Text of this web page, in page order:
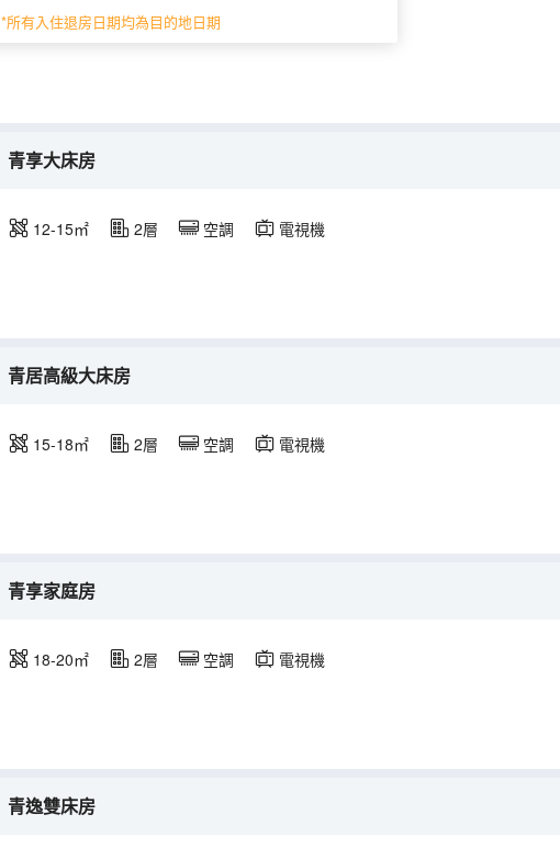
*所有入住退房日期均為目的地日期
12-15㎡ 2層 空調
青享大床房
12-15㎡ 2層 空調 電視機
青居高級大床房
15-18㎡ 2層 空調 電視機
青享家庭房
18-20㎡ 2層 空調 電視機
青逸雙床房